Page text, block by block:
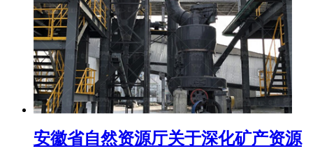
安徽省自然资源厅关于深化矿产资源